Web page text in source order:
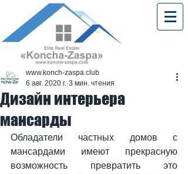
Дизайн интерьера
мансарды
www.konch-zaspa.club
6 авг. 2020 г. 3 мин. чтения
Обладатели частных домов с
мансардами имеют прекрасную
возможность превратить это